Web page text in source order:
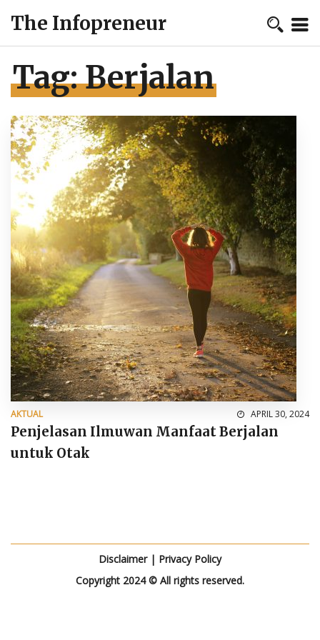
The Infopreneur
Tag:Berjalan
AKTUAL APRIL 30, 2024
Penjelasan Ilmuwan Manfaat Berjalan
untuk Otak
Disclaimer| Privacy Policy
Copyright 2024 © All rights reserved.